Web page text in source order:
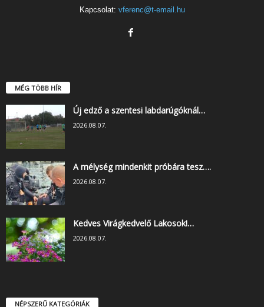
Kapcsolat: vferenc@t-email.hu
MÉG TÖBB HÍR
Új edző a szentesi labdarúgóknál…
2026.08.07.
A mélység mindenkit próbára tesz….
2026.08.07.
Kedves Virágkedvelő Lakosok!…
2026.08.07.
NÉPSZERŰ KATEGÓRIÁK